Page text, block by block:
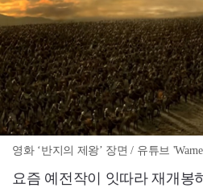
영화 ‘반지의 제왕’ 장면 / 유튜브
요즘 예전작이 잇따라 재개봉